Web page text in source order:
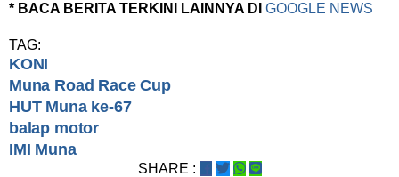
* BACA BERITA TERKINI LAINNYA DI GOOGLE NEWS
TAG:
KONI
Muna Road Race Cup
HUT Muna ke-67
balap motor
IMI Muna
SHARE :